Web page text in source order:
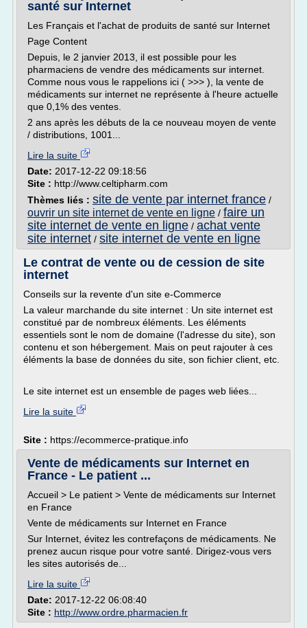
santé sur Internet
Les Français et l'achat de produits de santé sur Internet
Page Content
Depuis, le 2 janvier 2013, il est possible pour les
pharmaciens de vendre des médicaments sur internet.
Comme nous vous le rappelions ici ( >>> ), la vente de
médicaments sur internet ne représente à l'heure actuelle
que 0,1% des ventes.
2 ans après les débuts de la ce nouveau moyen de vente
/ distributions, 1001...
Lire la suite
Date: 2017-12-22 09:18:56
Site : http://www.celtipharm.com
Thèmes liés : site de vente par internet france /
ouvrir un site internet de vente en ligne / faire un
site internet de vente en ligne / achat vente
site internet / site internet de vente en ligne
Le contrat de vente ou de cession de site
internet
Conseils sur la revente d'un site e-Commerce
La valeur marchande du site internet : Un site internet est
constitué par de nombreux éléments. Les éléments
essentiels sont le nom de domaine (l'adresse du site), son
contenu et son hébergement. Mais on peut rajouter à ces
éléments la base de données du site, son fichier client, etc.
Le site internet est un ensemble de pages web liées...
Lire la suite
Site : https://ecommerce-pratique.info
Vente de médicaments sur Internet en
France - Le patient ...
Accueil > Le patient > Vente de médicaments sur Internet
en France
Vente de médicaments sur Internet en France
Sur Internet, évitez les contrefaçons de médicaments. Ne
prenez aucun risque pour votre santé. Dirigez-vous vers
les sites autorisés de...
Lire la suite
Date: 2017-12-22 06:08:40
Site : http://www.ordre.pharmacien.fr